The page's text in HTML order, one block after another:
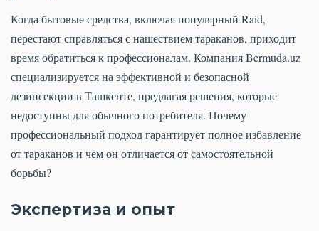
Когда бытовые средства, включая популярный Raid,
перестают справляться с нашествием тараканов, приходит
время обратиться к профессионалам. Компания Bermuda.uz
специализируется на эффективной и безопасной
дезинсекции в Ташкенте, предлагая решения, которые
недоступны для обычного потребителя. Почему
профессиональный подход гарантирует полное избавление
от тараканов и чем он отличается от самостоятельной
борьбы?
Экспертиза и опыт